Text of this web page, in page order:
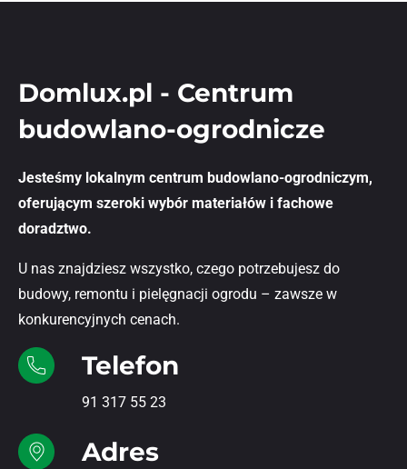
Domlux.pl - Centrum
budowlano-ogrodnicze
Jesteśmy lokalnym centrum budowlano-ogrodniczym,
oferującym szeroki wybór materiałów i fachowe
doradztwo.
U nas znajdziesz wszystko, czego potrzebujesz do
budowy, remontu i pielęgnacji ogrodu – zawsze w
konkurencyjnych cenach.
Telefon
91 317 55 23
Adres